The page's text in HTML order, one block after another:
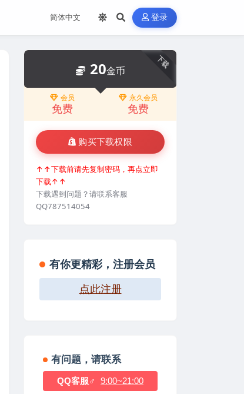
登录
下载
20金币
会员
免费
永久会员
免费
购买下载权限
↑↑下载前请先复制密码，再点立即
下载↑↑
下载遇到问题？请联系客服
QQ787514054
有你更精彩，注册会员
点此注册
有问题，请联系
QQ客服♂ 9:00~21:00